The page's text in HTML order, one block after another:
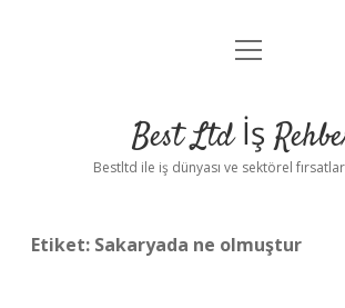
Anasayfa
Yasal Uyarı
menüyü
Best Ltd İş
Bestltd ile iş dünyası ve sektörel
Etiket: Sakaryada ne olmuştur